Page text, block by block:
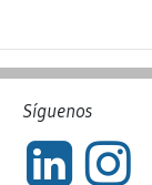
Síguenos